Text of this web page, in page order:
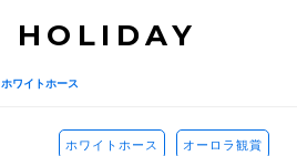
HOLIDAY
ホワイトホース
ホワイトホース オーロラ観賞